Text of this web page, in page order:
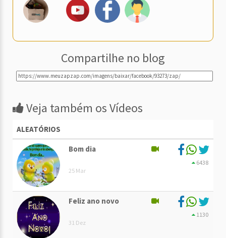
Compartilhe no blog
Veja também os Vídeos
ALEATÓRIOS
Bom dia
25 Mar
6438
Feliz ano novo
31 Dez
1130